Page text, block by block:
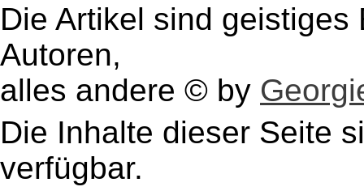
Die Artikel sind
Autoren,
alles andere © by
Die Inhalte dieser Seite
verfügbar.